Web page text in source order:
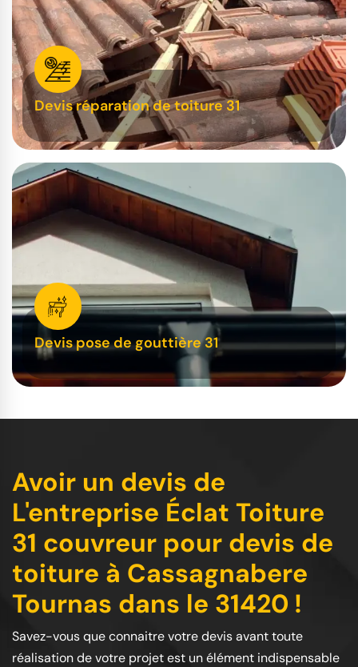
Devis réparation de toiture 31
Devis pose de gouttière 31
Avoir un devis de
L'entreprise Éclat Toiture
31 couvreur pour devis de
toiture à Cassagnabere
Tournas dans le 31420 !
Savez-vous que connaitre votre devis avant toute
réalisation de votre projet est un élément indispensable